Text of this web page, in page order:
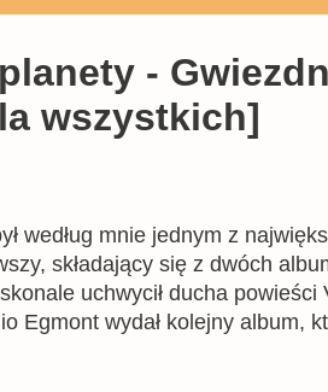
-
wszystkich]
według mnie jednym z
składający się z dwóch
uchwycił ducha
Egmont wydał kolejny album,